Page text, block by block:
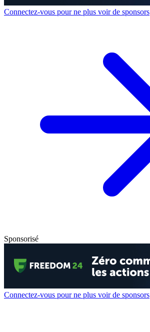
Connectez-vous pour ne plus voir de sponsors
Sponsorisé
Connectez-vous pour ne plus voir de sponsors